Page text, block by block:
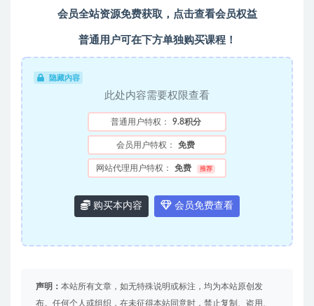
会员全站资源免费获取，点击查看会员权益
普通用户可在下方单独购买课程！
隐藏内容
此处内容需要权限查看
普通用户特权： 9.8积分
会员用户特权： 免费
网站代理用户特权： 免费 推荐
购买本内容 会员免费查看
声明： 本站所有文章，如无特殊说明或标注，均为本站原创发
布。任何个人或组织，在未征得本站同意时，禁止复制、盗用、